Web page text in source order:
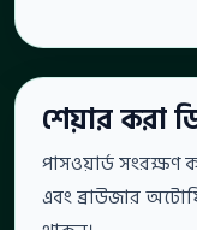
শেয়ার করা
পাসওয়ার্ড
এবং ব্রাউজার